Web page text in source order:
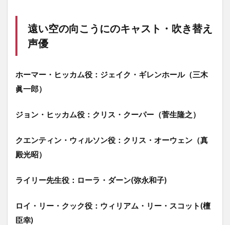
遠い空の向こうにのキャスト・吹き替え
声優
ホーマー・ヒッカム役：ジェイク・ギレンホール（三木
眞一郎）
ジョン・ヒッカム役：クリス・クーパー（菅生隆之）
クエンティン・ウィルソン役：クリス・オーウェン（真
殿光昭）
ライリー先生役：ローラ・ダーン(弥永和子)
ロイ・リー・クック役：ウィリアム・リー・スコット(檀
臣幸)